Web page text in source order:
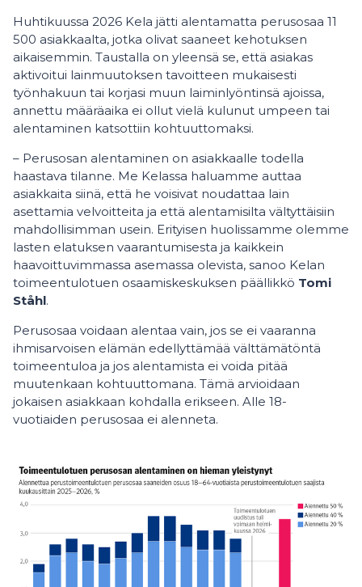
Huhtikuussa 2026 Kela jätti alentamatta perusosaa 11
500 asiakkaalta, jotka olivat saaneet kehotuksen
aikaisemmin. Taustalla on yleensä se, että asiakas
aktivoitui lainmuutoksen tavoitteen mukaisesti
työnhakuun tai korjasi muun laiminlyöntinsä ajoissa,
annettu määräaika ei ollut vielä kulunut umpeen tai
alentaminen katsottiin kohtuuttomaksi.
– Perusosan alentaminen on asiakkaalle todella
haastava tilanne. Me Kelassa haluamme auttaa
asiakkaita siinä, että he voisivat noudattaa lain
asettamia velvoitteita ja että alentamisilta vältyttäisiin
mahdollisimman usein. Erityisen huolissamme olemme
lasten elatuksen vaarantumisesta ja kaikkein
haavoittuvimmassa asemassa olevista, sanoo Kelan
toimeentulotuen osaamiskeskuksen päällikkö Tomi
Ståhl.
Perusosaa voidaan alentaa vain, jos se ei vaaranna
ihmisarvoisen elämän edellyttämää välttämätöntä
toimeentuloa ja jos alentamista ei voida pitää
muutenkaan kohtuuttomana. Tämä arvioidaan
jokaisen asiakkaan kohdalla erikseen. Alle 18-
vuotiaiden perusosaa ei alenneta.